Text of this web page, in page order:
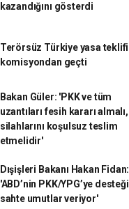
kazandığını gösterdi
Terörsüz Türkiye yasa teklifi
komisyondan geçti
Bakan Güler: 'PKK ve tüm
uzantıları fesih kararı almalı,
silahlarını koşulsuz teslim
etmelidir'
Dışişleri Bakanı Hakan Fidan:
'ABD’nin PKK/YPG’ye desteği
sahte umutlar veriyor'